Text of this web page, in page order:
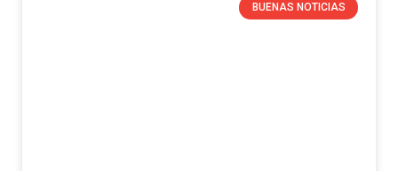
BUENAS NOTICIAS